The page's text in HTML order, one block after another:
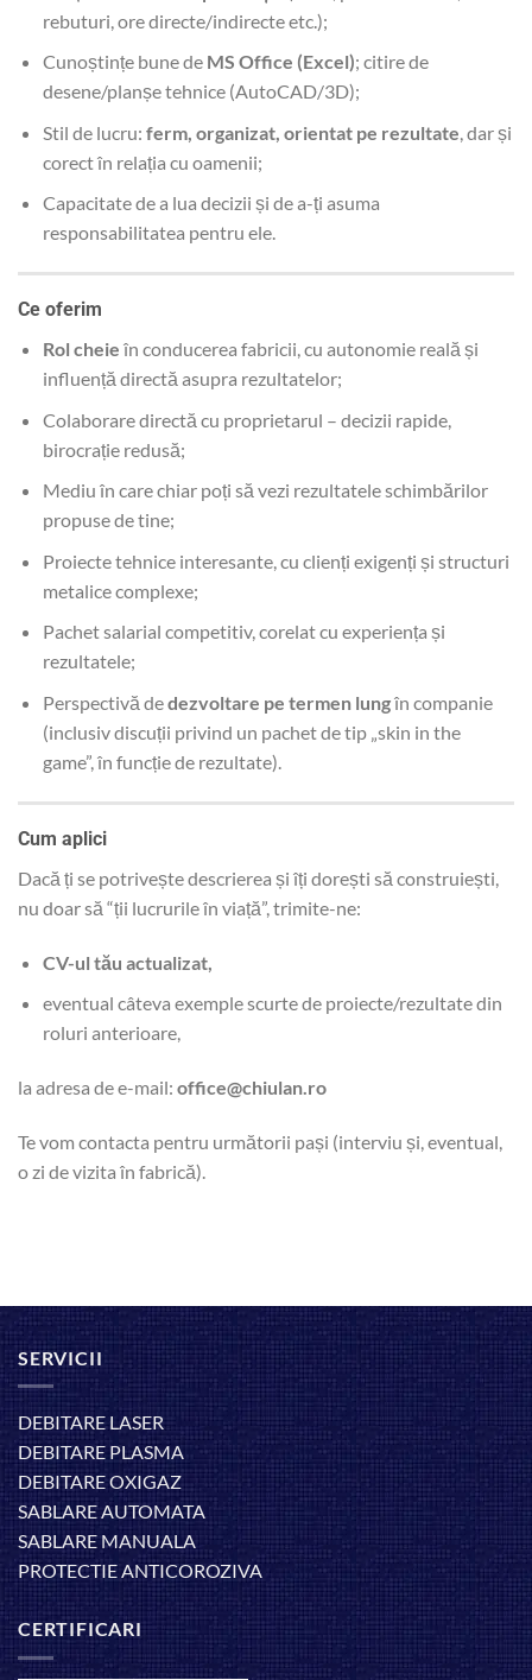
rebuturi, ore directe/indirecte etc.);
Cunoștințe bune de MS Office (Excel); citire de
desene/planșe tehnice (AutoCAD/3D);
Stil de lucru: ferm, organizat, orientat pe rezultate , dar și
corect în relația cu oamenii;
Capacitate de a lua decizii și de a-ți asuma
responsabilitatea pentru ele.
Ce oferim
Rol cheie în conducerea fabricii, cu autonomie reală și
influență directă asupra rezultatelor;
Colaborare directă cu proprietarul – decizii rapide,
birocrație redusă;
Mediu în care chiar poți să vezi rezultatele schimbărilor
propuse de tine;
Proiecte tehnice interesante, cu clienți exigenți și structuri
metalice complexe;
Pachet salarial competitiv, corelat cu experiența și
rezultatele;
Perspectivă dedezvoltare pe termen lungîn companie
(inclusiv discuții privind un pachet de tip „skin in the
game”, în funcție de rezultate).
Cum aplici
Dacă ți se potrivește descrierea și îți dorești să construiești,
nu doar să “ții lucrurile în viață”, trimite-ne:
CV-ul tău actualizat,
eventual câteva exemple scurte de proiecte/rezultate din
roluri anterioare,
la adresa de e-mail: office@chiulan.ro
Te vom contacta pentru următorii pași (interviu și, eventual,
o zi de vizita în fabrică).
SERVICII
DEBITARE LASER
DEBITARE PLASMA
DEBITARE OXIGAZ
SABLARE AUTOMATA
SABLARE MANUALA
PROTECTIE ANTICOROZIVA
CERTIFICARI